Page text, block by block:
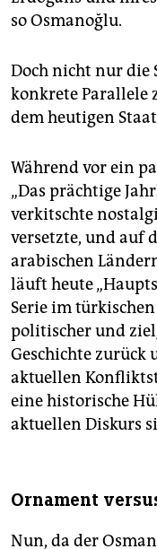
so Osmanoğlu.
Doch nicht nur die
konkrete Parallele
dem heutigen
Während vor ein
„Das prächtige
verkitschte
versetzte, und auf
arabischen
läuft heute
Serie im
politischer und
Geschichte zurück
aktuellen
eine historische
aktuellen Diskurs
Ornament
Nun, da der